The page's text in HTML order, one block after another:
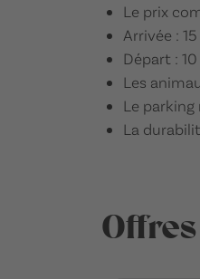
Le prix
Arrivée :
Départ : 10
Les
Le parking
La